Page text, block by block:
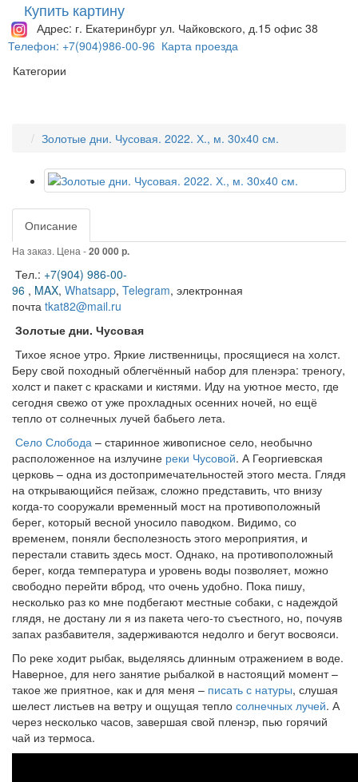
Купить картину
Адрес: г. Екатеринбург ул. Чайковского, д.15 офис 38
Телефон: +7(904)986-00-96 Карта проезда
Категории
Золотые дни. Чусовая. 2022. Х., м. 30х40 см.
Описание
На заказ. Цена -20 000 р.
Тел.: +7(904) 986-00-
96 , MAX, Whatsapp, Telegram, электронная
почта tkat82@mail.ru
Золотые дни. Чусовая
Тихое ясное утро. Яркие лиственницы, просящиеся на холст.
Беру свой походный облегчённый набор для пленэра: треногу,
холст и пакет с красками и кистями. Иду на уютное место, где
сегодня свежо от уже прохладных осенних ночей, но ещё
тепло от солнечных лучей бабьего лета.
Село Слобода – старинное живописное село, необычно
расположенное на излучине реки Чусовой. А Георгиевская
церковь – одна из достопримечательностей этого места. Глядя
на открывающийся пейзаж, сложно представить, что внизу
когда-то сооружали временный мост на противоположный
берег, который весной уносило паводком. Видимо, со
временем, поняли бесполезность этого мероприятия, и
перестали ставить здесь мост. Однако, на противоположный
берег, когда температура и уровень воды позволяет, можно
свободно перейти вброд, что очень удобно. Пока пишу,
несколько раз ко мне подбегают местные собаки, с надеждой
глядя, не достану ли я из пакета чего-то съестного, но, почуяв
запах разбавителя, задерживаются недолго и бегут восвояси.
По реке ходит рыбак, выделяясь длинным отражением в воде.
Наверное, для него занятие рыбалкой в настоящий момент –
такое же приятное, как и для меня – писать с натуры, слушая
шелест листьев на ветру и ощущая тепло солнечных лучей. А
через несколько часов, завершая свой пленэр, пью горячий
чай из термоса.